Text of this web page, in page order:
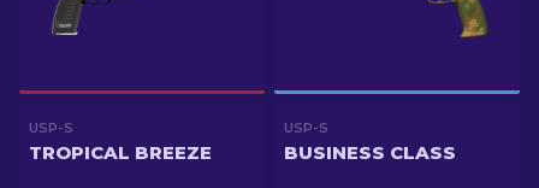
USP-S
TROPICAL BREEZE
USP-S
BUSINESS CLASS